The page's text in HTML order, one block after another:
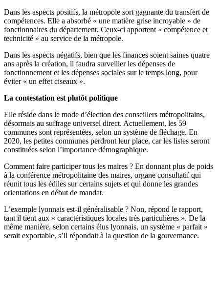
Dans les aspects positifs, la métropole sort gagnante du transfert de
compétences. Elle a absorbé « une matière grise incroyable » de
fonctionnaires du département. Ceux-ci apportent « compétence et
technicité » au service de la métropole.
Dans les aspects négatifs, bien que les finances soient saines quatre
ans après la création, il faudra surveiller les dépenses de
fonctionnement et les dépenses sociales sur le temps long, pour
éviter « un effet ciseaux ».
La contestation est plutôt politique
Elle réside dans le mode d’élection des conseillers métropolitains,
désormais au suffrage universel direct. Actuellement, les 59
communes sont représentées, selon un système de fléchage. En
2020, les petites communes perdront leur place, car les listes seront
constituées selon l’importance démographique.
Comment faire participer tous les maires ? En donnant plus de poids
à la conférence métropolitaine des maires, organe consultatif qui
réunit tous les édiles sur certains sujets et qui donne les grandes
orientations en début de mandat.
L’exemple lyonnais est-il généralisable ? Non, répond le rapport,
tant il tient aux « caractéristiques locales très particulières ». De la
même manière, selon certains élus lyonnais, un système « parfait »
serait exportable, s’il répondait à la question de la gouvernance.